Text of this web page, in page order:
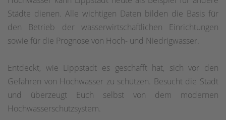
Städte dienen. Alle wichtigen Daten bilden die Basis für
den Betrieb der wasserwirtschaftlichen Einrichtungen
sowie für die Prognose von Hoch- und Niedrigwasser.
Entdeckt, wie Lippstadt es geschafft hat, sich vor den
Gefahren von Hochwasser zu schützen. Besucht die Stadt
und überzeugt Euch selbst von dem modernen
Hochwasserschutzsystem.